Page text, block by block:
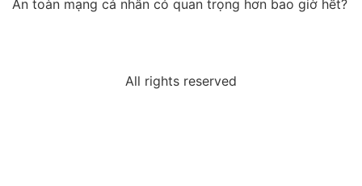
An toàn mạng cá nhân có quan trọng hơn bao giờ hết?
All rights reserved